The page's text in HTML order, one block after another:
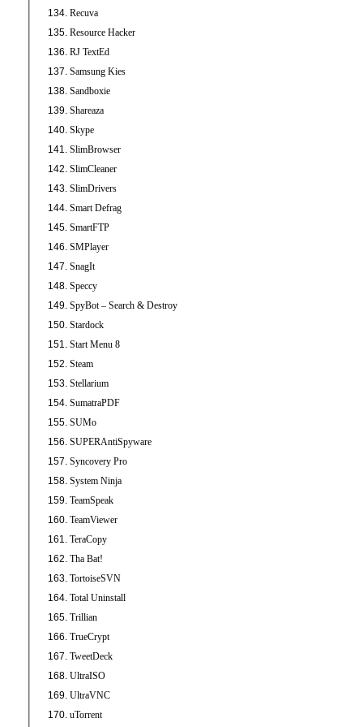
Recuva
Resource Hacker
RJ TextEd
Samsung Kies
Sandboxie
Shareaza
Skype
SlimBrowser
SlimCleaner
SlimDrivers
Smart Defrag
SmartFTP
SMPlayer
SnagIt
Speccy
SpyBot – Search & Destroy
Stardock
Start Menu 8
Steam
Stellarium
SumatraPDF
SUMo
SUPERAntiSpyware
Syncovery Pro
System Ninja
TeamSpeak
TeamViewer
TeraCopy
Tha Bat!
TortoiseSVN
Total Uninstall
Trillian
TrueCrypt
TweetDeck
UltraISO
UltraVNC
uTorrent